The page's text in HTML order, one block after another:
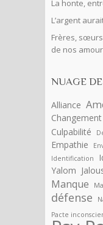
La honte,
L’argent
Frères,
de nos
NUAGE
Alliance
Changement
Culpabilité
Empathie
Identification
Yalom
Manque
défense
Pacte